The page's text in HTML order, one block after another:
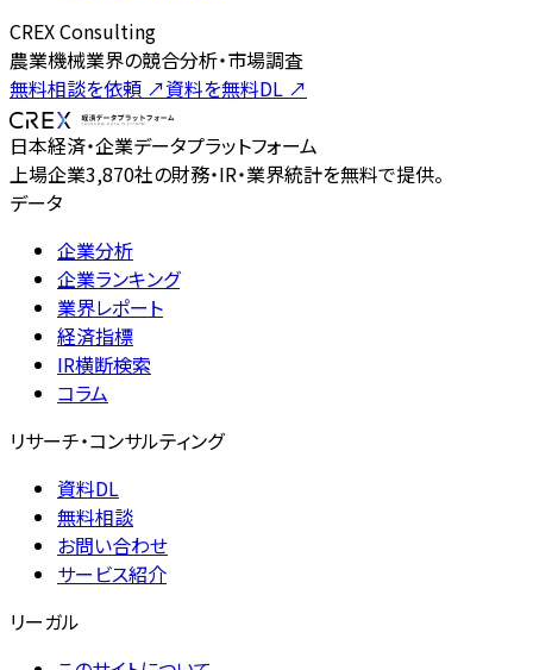
CREX Consulting
農業機械業界の競合分析・市場調査
無料相談を依頼 ↗資料を無料DL ↗
日本経済・企業データプラットフォーム
上場企業3,870社の財務・IR・業界統計を無料で提供。
データ
企業分析
企業ランキング
業界レポート
経済指標
IR横断検索
コラム
リサーチ・コンサルティング
資料DL
無料相談
お問い合わせ
サービス紹介
リーガル